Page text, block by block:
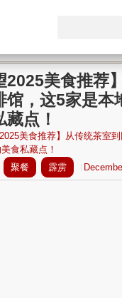
2025美食推荐
馆，这5家是本
点！
2025美食推荐】从传统茶室
食私藏点！
聚餐 霹雳